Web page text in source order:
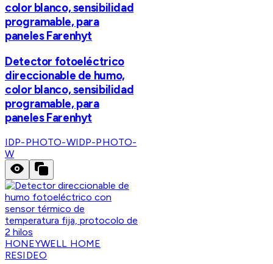
color blanco, sensibilidad
programable, para
paneles Farenhyt
Detector fotoeléctrico
direccionable de humo,
color blanco, sensibilidad
programable, para
paneles Farenhyt
IDP-PHOTO-WIDP-PHOTO-
W
HONEYWELL HOME
RESIDEO